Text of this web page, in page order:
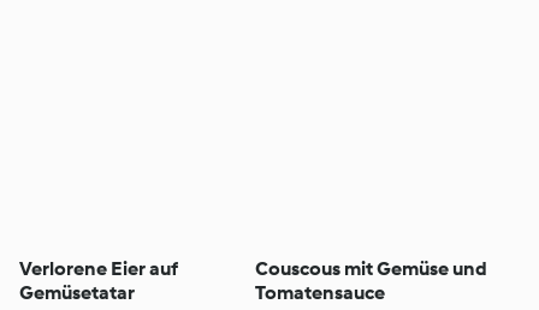
Verlorene Eier auf
Gemüsetatar
Couscous mit Gemüse und
Tomatensauce